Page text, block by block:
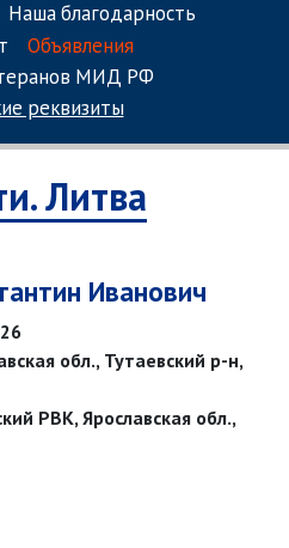
Наша благодарность
Объявления
МИД РФ
реквизиты
Литва
Иванович
обл., Тутаевский р-н,
РВК, Ярославская обл.,